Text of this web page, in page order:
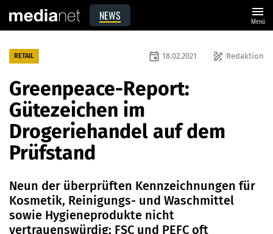
NEWS menu
Menü
RETAIL draw Redaktion
event 18.02.2021
Greenpeace-Report:
Gütezeichen im
Drogeriehandel auf dem
Prüfstand
Neun der überprüften Kennzeichnungen für
Kosmetik, Reinigungs- und Waschmittel
sowie Hygieneprodukte nicht
vertrauenswürdig; FSC und PEFC oft